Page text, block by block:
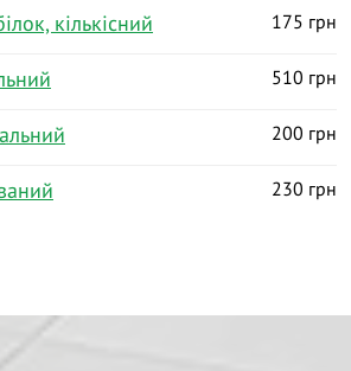
кількісний 175 грн
510 грн
200 грн
230 грн